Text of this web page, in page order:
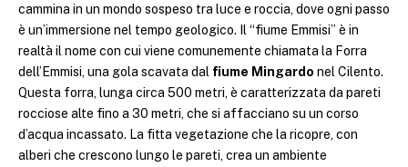
cammina in un mondo sospeso tra luce e roccia, dove ogni passo
è un’immersione nel tempo geologico. Il “fiume Emmisi” è in
realtà il nome con cui viene comunemente chiamata la Forra
dell’Emmisi, una gola scavata dal fiume Mingardo nel Cilento.
Questa forra, lunga circa 500 metri, è caratterizzata da pareti
rocciose alte fino a 30 metri, che si affacciano su un corso
d’acqua incassato. La fitta vegetazione che la ricopre, con
alberi che crescono lungo le pareti, crea un ambiente